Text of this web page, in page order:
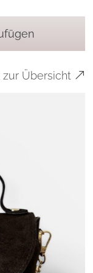
zur Übersicht